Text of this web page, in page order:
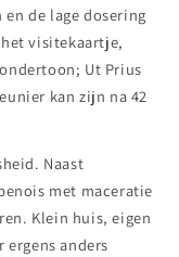
de lage dosering
visitekaartje,
Ut Prius
kan zijn na 42
Naast
met maceratie
Klein huis, eigen
anders